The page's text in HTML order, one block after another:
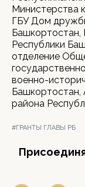
Министерства
ГБУ Дом
Республики
отделение
военно-
Башкортостан,
района
#ГРАНТЫ ГЛАВЫ РБ